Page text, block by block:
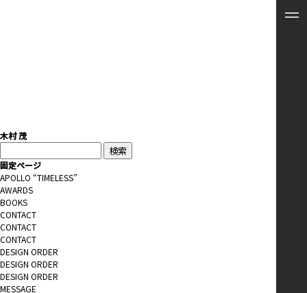
木村 茂
索:
固定ページ
APOLLO “TIMELESS”
AWARDS
BOOKS
CONTACT
CONTACT
CONTACT
DESIGN ORDER
DESIGN ORDER
DESIGN ORDER
MESSAGE